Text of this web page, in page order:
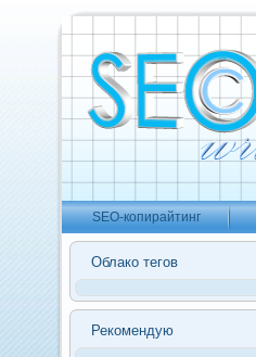
SEO-копирайтинг
Облако тегов
Рекомендую